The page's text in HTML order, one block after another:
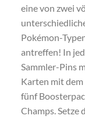
eine von zwei
Pokémon-
antreffen! In
Sammler-Pins
Karten mit
fünf
Champs. Setze